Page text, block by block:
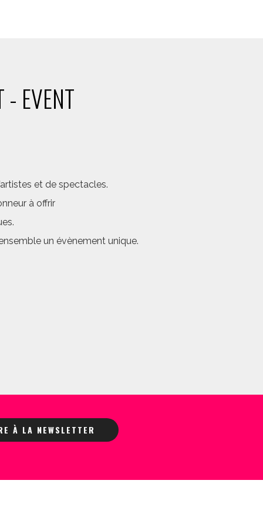
- EVENT
et de spectacles.
à offrir
un évènement unique.
À LA NEWSLETTER